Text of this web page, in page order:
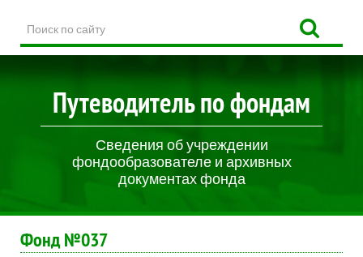
по
сайту
Путеводитель по фондам
Сведения об учреждении
фондообразователе и архивных
документах фонда
Фонд №037